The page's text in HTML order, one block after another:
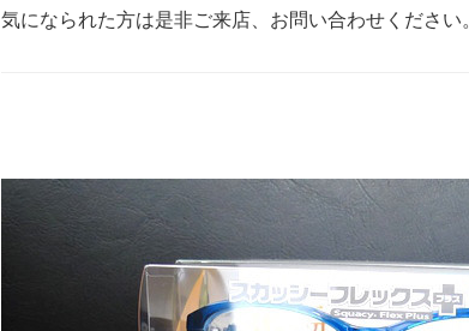
気になられた方は是非ご来店、お問い合わせください。